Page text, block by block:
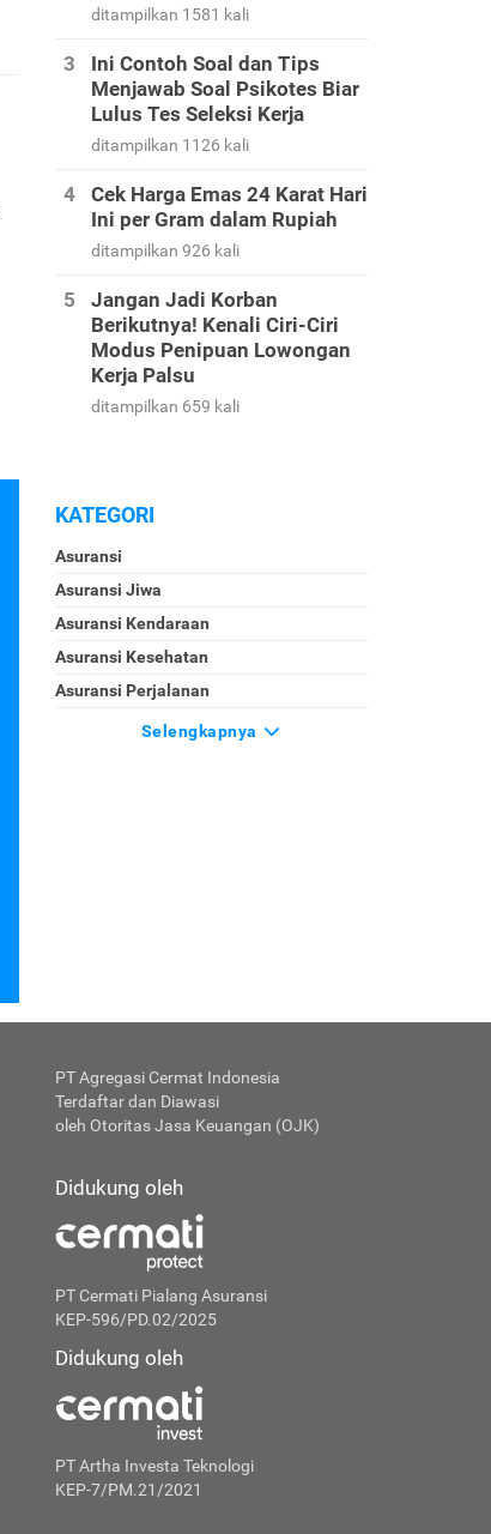
ditampilkan 1581 kali
Ini Contoh Soal dan Tips
Menjawab Soal Psikotes Biar
Lulus Tes Seleksi Kerja
ditampilkan 1126 kali
Cek Harga Emas 24 Karat Hari
Ini per Gram dalam Rupiah
ditampilkan 926 kali
Jangan Jadi Korban
Berikutnya! Kenali Ciri-Ciri
Modus Penipuan Lowongan
Kerja Palsu
ditampilkan 659 kali
KATEGORI
Asuransi
Asuransi Jiwa
Asuransi Kendaraan
Asuransi Kesehatan
Asuransi Perjalanan
Selengkapnya
PT Agregasi Cermat Indonesia
Terdaftar dan Diawasi
oleh Otoritas Jasa Keuangan (OJK)
Didukung oleh
PT Cermati Pialang Asuransi
KEP-596/PD.02/2025
Didukung oleh
PT Artha Investa Teknologi
KEP-7/PM.21/2021